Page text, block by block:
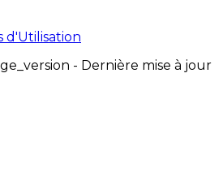
d'Utilisation
- Dernière mise à jour